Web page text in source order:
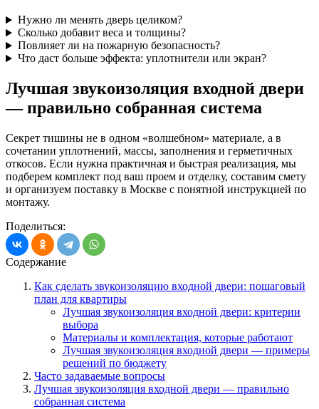
Нужно ли менять дверь целиком?
Сколько добавит веса и толщины?
Повлияет ли на пожарную безопасность?
Что даст больше эффекта: уплотнители или экран?
Лучшая звукоизоляция входной двери
—правильно собранная система
Секрет тишины не в одном «волшебном» материале, а в
сочетании уплотнений, массы, заполнения и герметичных
откосов. Если нужна практичная и быстрая реализация, мы
подберем комплект под ваш проем и отделку, составим смету
и организуем поставку в Москве с понятной инструкцией по
монтажу.
Поделиться:
Содержание
Как сделать звукоизоляцию входной двери: пошаговый
план для квартиры
Лучшая звукоизоляция входной двери: критерии
выбора
Материалы и комплектация, которые работают
Лучшая звукоизоляция входной двери — примеры
решений по бюджету
Часто задаваемые вопросы
Лучшая звукоизоляция входной двери — правильно
собранная система